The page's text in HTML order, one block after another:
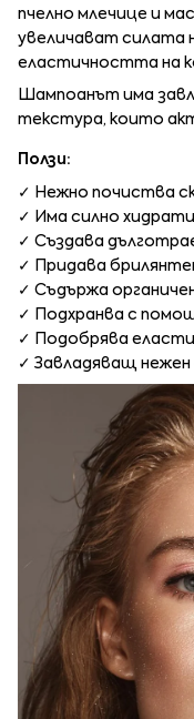
пчелно млечице и
увеличават силата
еластичността на
Шампоанът има
текстура, които
Ползи:
✓ Нежно почиства
✓ Има силно
✓ Създава
✓ Придава
✓ Съдържа
✓ Подхранва с
✓ Подобрява
✓ Завладяващ